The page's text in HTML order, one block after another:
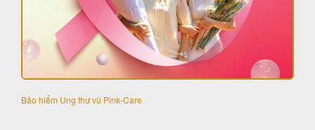
Bảo hiểm Ung thư vú Pink-Care